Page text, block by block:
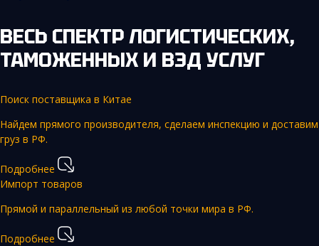
ВЕСЬ СПЕКТР ЛОГИСТИЧЕСКИХ,
ТАМОЖЕННЫХ И ВЭД УСЛУГ
Поиск поставщика в Китае
Найдем прямого производителя, сделаем инспекцию и доставим
груз в РФ.
Подробнее
Импорт товаров
Прямой и параллельный из любой точки мира в РФ.
Подробнее